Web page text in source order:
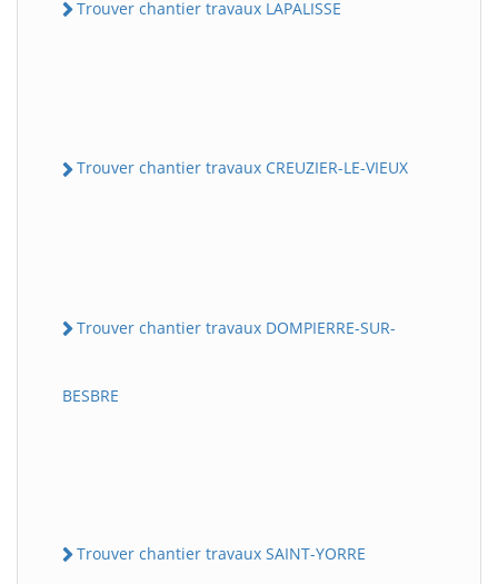
Trouver chantier travaux LAPALISSE
Trouver chantier travaux CREUZIER-LE-VIEUX
Trouver chantier travaux DOMPIERRE-SUR-
BESBRE
Trouver chantier travaux SAINT-YORRE